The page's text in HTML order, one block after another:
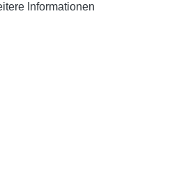
Informationen